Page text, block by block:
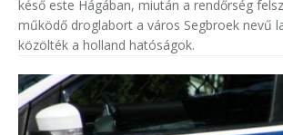
késő este Hágában, miután a rendőrség
működő droglabort a város Segbroek nevű
közölték a holland hatóságok.